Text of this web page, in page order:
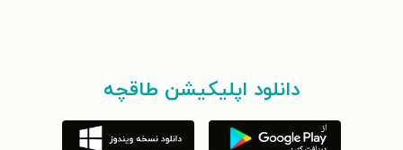
دانلود اپلیکیشن طاقچه